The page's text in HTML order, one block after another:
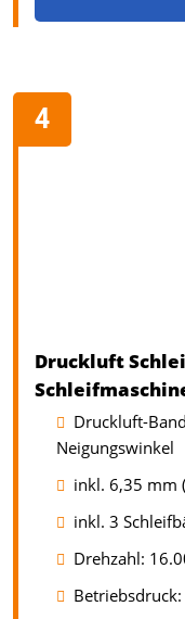
Druckluft
Druckluft-
Neigungswinkel
inkl. 6,35 mm
inkl. 3
Drehzahl: